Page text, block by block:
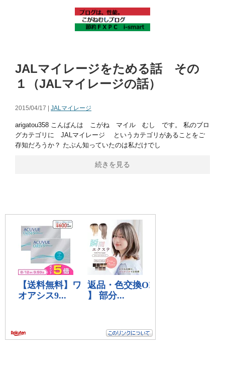
JALマイレージをためる話 その
１（JALマイレージの話）
2015/04/17 | JALマイレージ
arigatou358 こんばんは こがね マイル むし です。 私のブロ
グカテゴリに JALマイレージ というカテゴリがあることをご
存知だろうか？ たぶん知っていたのは私だけでし
続きを見る